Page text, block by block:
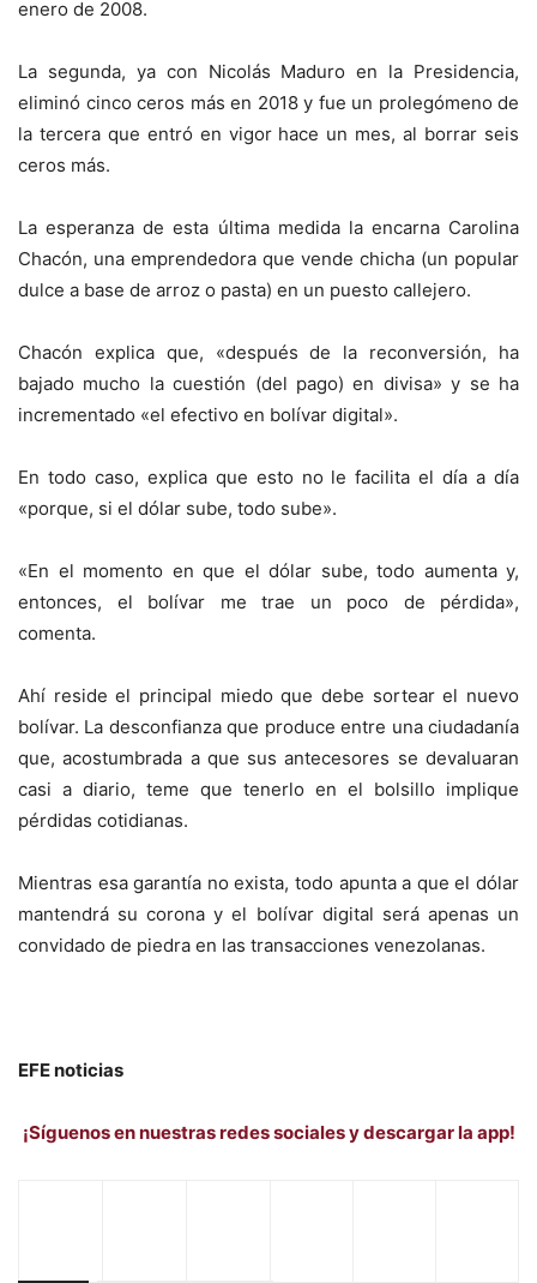
enero de 2008.
La segunda, ya con Nicolás Maduro en la Presidencia,
eliminó cinco ceros más en 2018 y fue un prolegómeno de
la tercera que entró en vigor hace un mes, al borrar seis
ceros más.
La esperanza de esta última medida la encarna Carolina
Chacón, una emprendedora que vende chicha (un popular
dulce a base de arroz o pasta) en un puesto callejero.
Chacón explica que, «después de la reconversión, ha
bajado mucho la cuestión (del pago) en divisa» y se ha
incrementado «el efectivo en bolívar digital».
En todo caso, explica que esto no le facilita el día a día
«porque, si el dólar sube, todo sube».
«En el momento en que el dólar sube, todo aumenta y,
entonces, el bolívar me trae un poco de pérdida»,
comenta.
Ahí reside el principal miedo que debe sortear el nuevo
bolívar. La desconfianza que produce entre una ciudadanía
que, acostumbrada a que sus antecesores se devaluaran
casi a diario, teme que tenerlo en el bolsillo implique
pérdidas cotidianas.
Mientras esa garantía no exista, todo apunta a que el dólar
mantendrá su corona y el bolívar digital será apenas un
convidado de piedra en las transacciones venezolanas.
EFE noticias
¡Síguenos en nuestras redes sociales y descargar la app!